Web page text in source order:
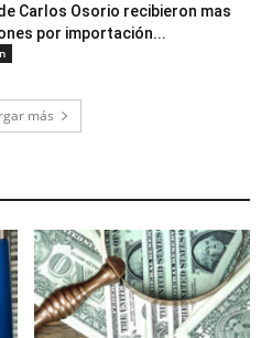
Carlos Osorio recibieron mas
por importación...
más